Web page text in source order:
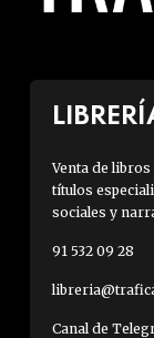
Venta de
títulos
sociales y
91 532 09 28
Canal de